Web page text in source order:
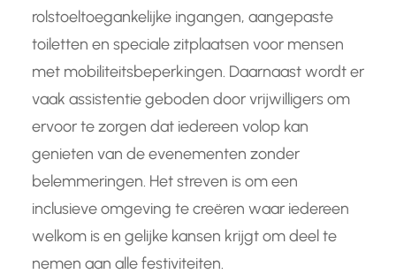
rolstoeltoegankelijke ingangen, aangepaste
toiletten en speciale zitplaatsen voor mensen
met mobiliteitsbeperkingen. Daarnaast wordt er
vaak assistentie geboden door vrijwilligers om
ervoor te zorgen dat iedereen volop kan
genieten van de evenementen zonder
belemmeringen. Het streven is om een
inclusieve omgeving te creëren waar iedereen
welkom is en gelijke kansen krijgt om deel te
nemen aan alle festiviteiten.